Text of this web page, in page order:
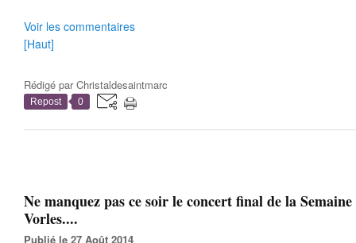
Voir les commentaires
[Haut]
Rédigé parChristaldesaintmarc
Repost 0
Ne manquez pas ce soir le concert final de la
Vorles....
Publié le 27 Août 2014